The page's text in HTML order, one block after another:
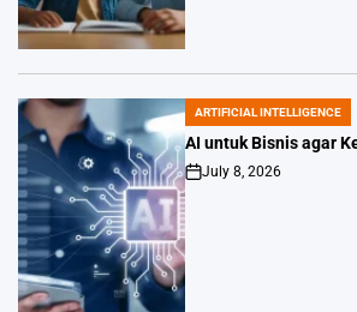
POSTED
IN
ARTIFICIAL INTELLIGENCE
AI untuk Bisnis agar
Post
Date
July 8, 2026